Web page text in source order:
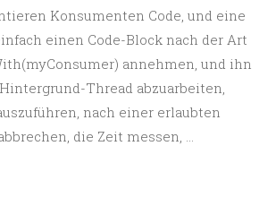
Konsumenten Code, und eine
einen Code-Block nach der Art
annehmen, und ihn
Thread abzuarbeiten,
nach einer erlaubten
die Zeit messen, …